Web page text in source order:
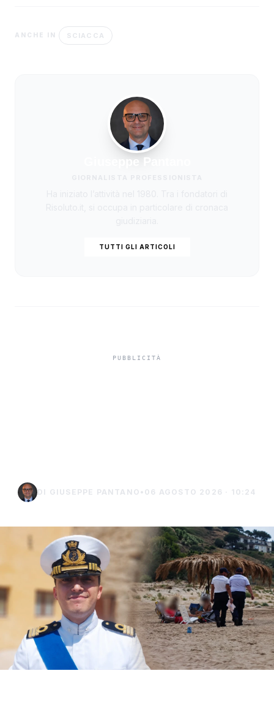
ANCHE IN SCIACCA
Giuseppe Pantano
TUTTI GLI ARTICOLI
DI GIUSEPPE PANTANO • 06 AGOSTO 2026 · 10:24